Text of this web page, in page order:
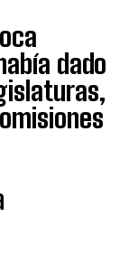
dado